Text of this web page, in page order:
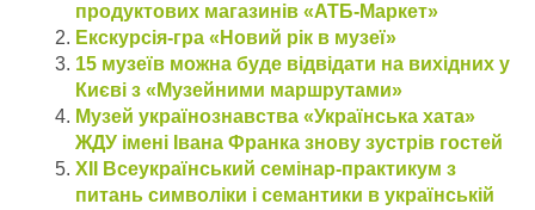
продуктових магазинів «АТБ-Маркет»
Екскурсія-гра «Новий рік в музеї»
15 музеїв можна буде відвідати на вихідних у
Києві з «Музейними маршрутами»
Музей українознавства «Українська хата»
ЖДУ імені Івана Франка знову зустрів гостей
XIІ Всеукраїнський семінар-практикум з
питань символіки і семантики в українській